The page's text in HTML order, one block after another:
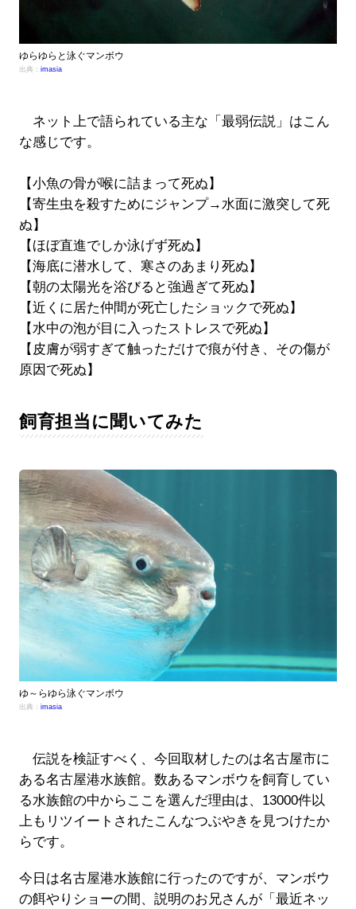
ゆらゆらと泳ぐマンボウ
出典： imasia
ネット上で語られている主な「最弱伝説」はこん
な感じです。
【小魚の骨が喉に詰まって死ぬ】
【寄生虫を殺すためにジャンプ→水面に激突して死
ぬ】
【ほぼ直進でしか泳げず死ぬ】
【海底に潜水して、寒さのあまり死ぬ】
【朝の太陽光を浴びると強過ぎて死ぬ】
【近くに居た仲間が死亡したショックで死ぬ】
【水中の泡が目に入ったストレスで死ぬ】
【皮膚が弱すぎて触っただけで痕が付き、その傷が
原因で死ぬ】
飼育担当に聞いてみた
ゆ～らゆら泳ぐマンボウ
出典： imasia
伝説を検証すべく、今回取材したのは名古屋市に
ある名古屋港水族館。数あるマンボウを飼育してい
る水族館の中からここを選んだ理由は、13000件以
上もリツイートされたこんなつぶやきを見つけたか
らです。
今日は名古屋港水族館に行ったのですが、マンボウ
の餌やりショーの間、説明のお兄さんが「最近ネッ